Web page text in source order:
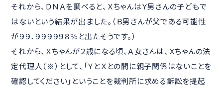
それから、ＤＮＡを調べると、ＸちゃんはＹ男さんの子どもで
はないという結果が出ました。（Ｂ男さんが父である可能性
が９９．９９９９９８％と出たそうです。）
それから、Ｘちゃんが２歳になる頃、Ａ女さんは、Ｘちゃんの法
定代理人（※）として、「ＹとＸとの間に親子関係はないことを
確認してください」ということを裁判所に求める訴訟を提起